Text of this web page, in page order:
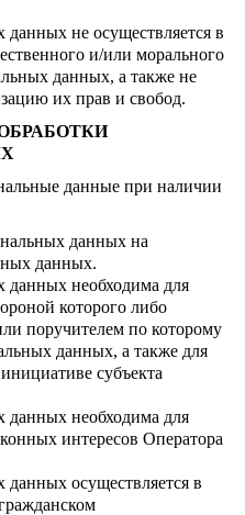
не осуществляется в
и/или морального
данных, а также не
их прав и свобод.
данные при наличии
данных на
данных.
данных необходима для
которого либо
поручителем по которому
данных, а также для
субъекта
данных необходима для
интересов Оператора
осуществляется в